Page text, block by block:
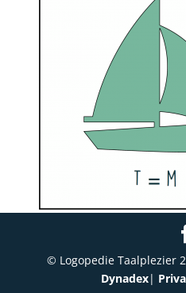
© Logopedie Taalplezier
Dynadex|